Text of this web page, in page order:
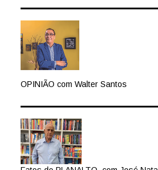
OPINIÃO com Walter Santos